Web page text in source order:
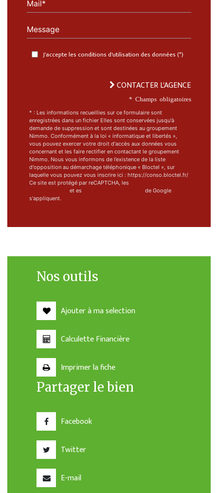
Message
J'accepte les conditions d'utilisation des données (*)
CONTACTER L'AGENCE
* Champs obligatoires
* : Les informations recueillies sur ce formulaire sont
enregistrées dans un fichier Elles sont conservées jusqu'à
demande de suppression et sont destinées au groupement
Nimmo. Conformément à la loi « informatique et libertés »,
vous pouvez exercer votre droit d'accès aux données vous
concernant et les faire rectifier en contactant le groupement
Nimmo. Nous vous informons de l’existence de la liste
d'opposition au démarchage téléphonique « Bloctel », sur
laquelle vous pouvez vous inscrire ici : https://conso.bloctel.fr/
Ce site est protégé par reCAPTCHA, les
et es
de Google
s'appliquent.
Nos outils
Ajouter à ma selection
Calculette Financière
Imprimer la fiche
Partager le bien
Facebook
Twitter
E-mail